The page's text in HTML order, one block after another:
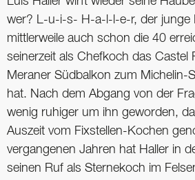
wer? L-u-i-s- H-a-l-l-e-r, der junge
mittlerweile auch schon die 40
seinerzeit als Chefkoch das Castel
Meraner Südbalkon zum Michelin-
hat. Nach dem Abgang von der
wenig ruhiger um ihn geworden,
Auszeit vom Fixstellen-Kochen
vergangenen Jahren hat Haller in
seinen Ruf als Sternekoch im